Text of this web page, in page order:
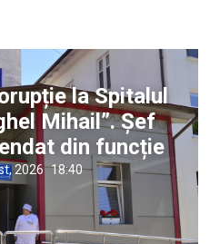
la Spitalul
Mihail”. Șef
din funcție
2026 18:40